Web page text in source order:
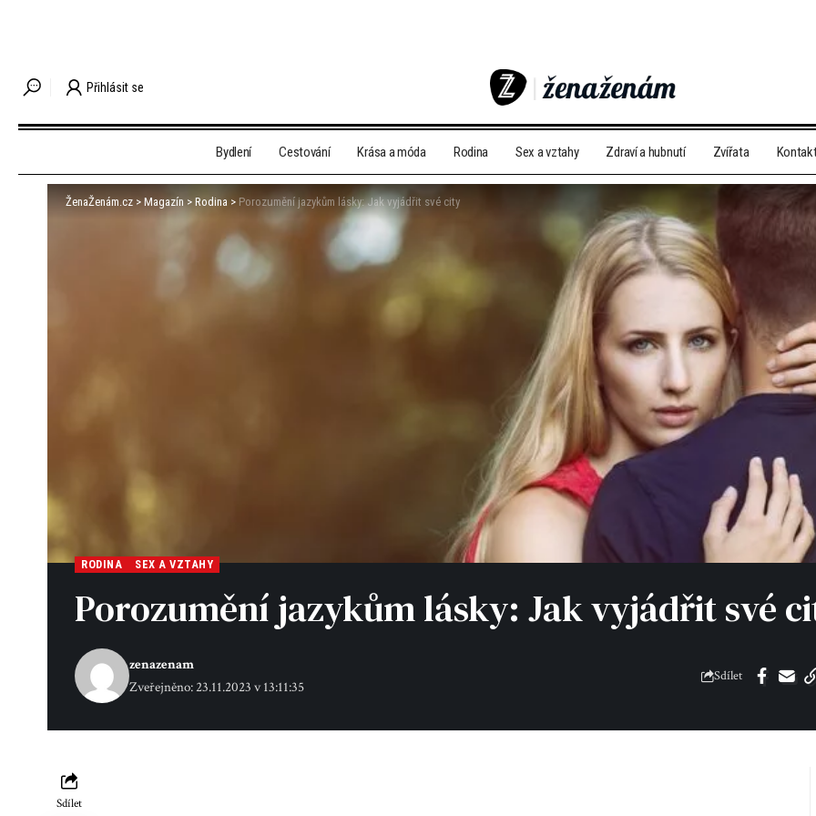
Přihlásit se
Bydlení Cestování Krása a móda Rodina Sex a vztahy Zdraví a hubnutí Zvířata
ŽenaŽenám.cz > Magazín > Rodina > Porozumění jazykům lásky: Jak vyjádřit své city
RODINA SEX A VZTAHY
Porozumění jazykům lásky: Jak vyjádřit své
Zveřejněno: 23.11.2023 v 13:11:35
zenazenam
Sdílet
Sdílet